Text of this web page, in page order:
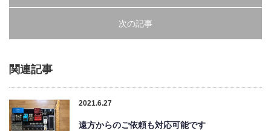
次の記事
関連記事
2021.6.27
遠方からのご依頼も対応可能です